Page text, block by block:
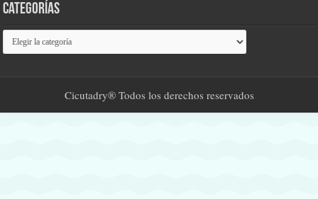
Categorías
Categorías
Cicutadry® Todos los derechos reservados